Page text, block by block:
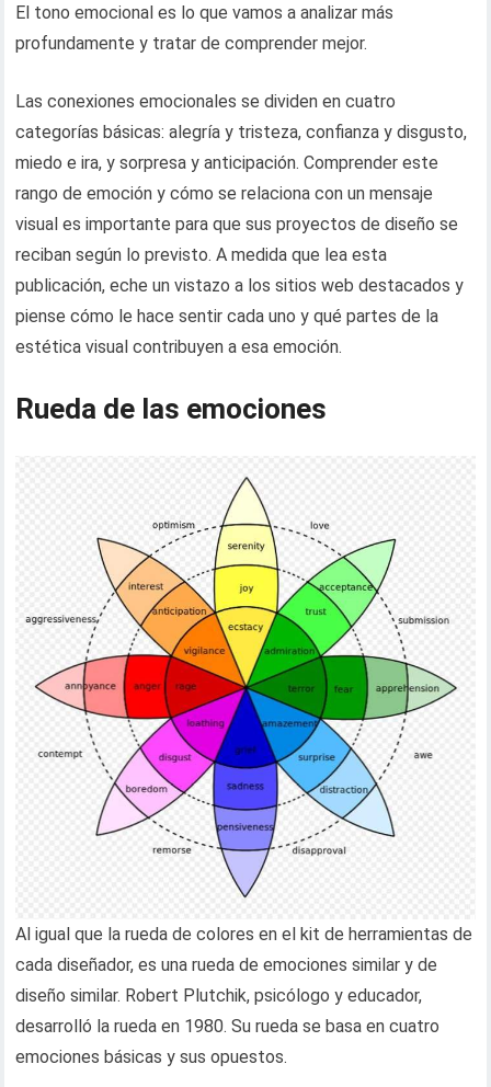
El tono emocional es lo que vamos a analizar más
profundamente y tratar de comprender mejor.
Las conexiones emocionales se dividen en cuatro
categorías básicas: alegría y tristeza, confianza y disgusto,
miedo e ira, y sorpresa y anticipación. Comprender este
rango de emoción y cómo se relaciona con un mensaje
visual es importante para que sus proyectos de diseño se
reciban según lo previsto. A medida que lea esta
publicación, eche un vistazo a los sitios web destacados y
piense cómo le hace sentir cada uno y qué partes de la
estética visual contribuyen a esa emoción.
Rueda de las emociones
Al igual que la rueda de colores en el kit de herramientas de
cada diseñador, es una rueda de emociones similar y de
diseño similar. Robert Plutchik, psicólogo y educador,
desarrolló la rueda en 1980. Su rueda se basa en cuatro
emociones básicas y sus opuestos.